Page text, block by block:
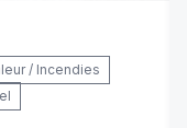
/ Incendies